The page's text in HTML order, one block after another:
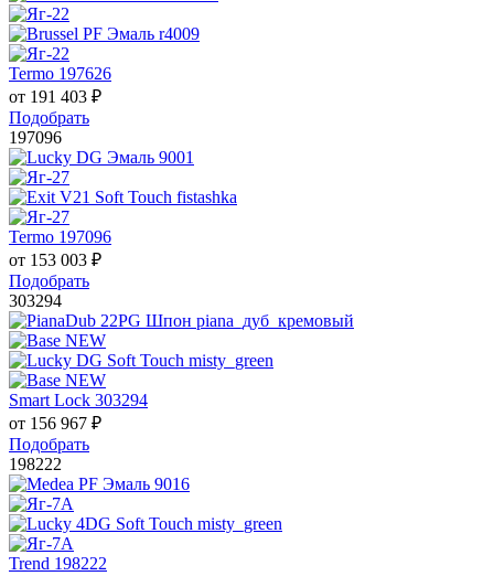
Termo 197626
от 191 403 ₽
Подобрать
197096
Termo 197096
от 153 003 ₽
Подобрать
303294
Smart Lock 303294
от 156 967 ₽
Подобрать
198222
Trend 198222